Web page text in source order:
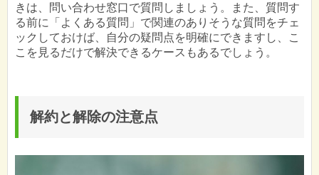
きは、問い合わせ窓口で質問しましょう。また、質問す
る前に「よくある質問」で関連のありそうな質問をチェ
ックしておけば、自分の疑問点を明確にできますし、こ
こを見るだけで解決できるケースもあるでしょう。
解約と解除の注意点